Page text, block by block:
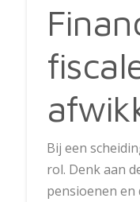
Bij een
rol. Denk aan
pensioenen en